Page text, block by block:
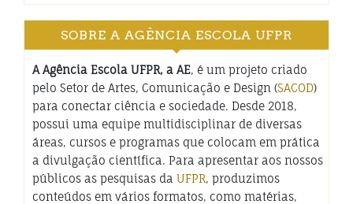
SOBRE A AGÊNCIA ESCOLA UFPR
A Agência Escola UFPR, a AE, é um projeto criado
pelo Setor de Artes, Comunicação e Design (SACOD)
para conectar ciência e sociedade. Desde 2018,
possui uma equipe multidisciplinar de diversas
áreas, cursos e programas que colocam em prática
a divulgação científica. Para apresentar aos nossos
públicos as pesquisas da UFPR, produzimos
conteúdos em vários formatos, como matérias,